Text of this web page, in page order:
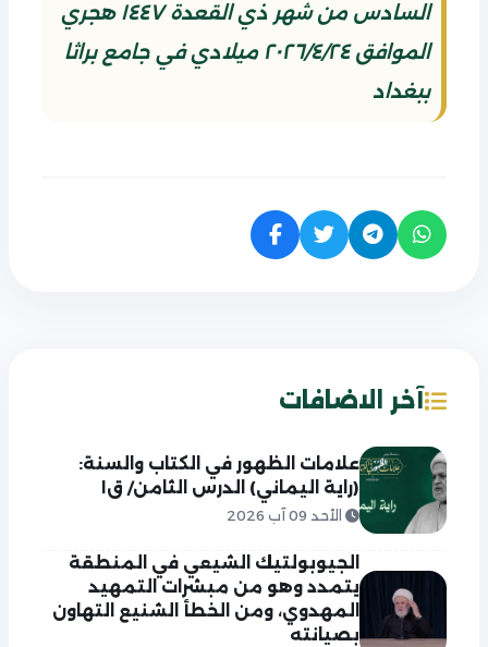
السادس من شهر ذي القعدة ١٤٤٧ هجري
الموافق ٢٠٢٦/٤/٢٤ ميلادي في جامع براثا
ببغداد
آخر الاضافات
علامات الظهور في الكتاب والسنة:
(راية اليماني) الدرس الثامن/ ق١
الأحد 09 آب 2026
الجيوبولتيك الشيعي في المنطقة
يتمدد وهو من مبشرات التمهيد
المهدوي، ومن الخطأ الشنيع التهاون
بصيانته